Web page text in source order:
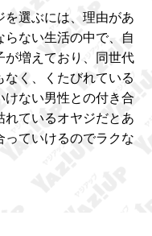
を選ぶには、理由があ
らない生活の中で、自
が増えており、同世代
く、くたびれている
けない男性との付き合
れているオヤジだとあ
っていけるのでラクな